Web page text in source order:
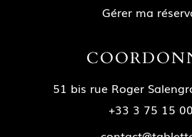
Gérer ma
51 bis rue Roger
+33 3 75 15